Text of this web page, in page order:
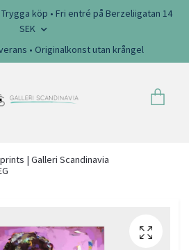
köp • Fri entré på Berzeliigatan 14
SEK
• Originalkonst utan krångel
| Galleri Scandinavia